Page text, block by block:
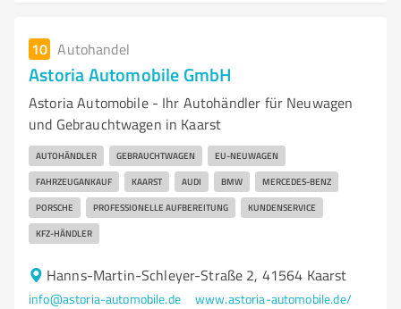
10 Autohandel
Astoria Automobile GmbH
Astoria Automobile - Ihr Autohändler für Neuwagen
und Gebrauchtwagen in Kaarst
AUTOHÄNDLER GEBRAUCHTWAGEN EU-NEUWAGEN
FAHRZEUGANKAUF KAARST AUDI BMW MERCEDES-BENZ
PORSCHE PROFESSIONELLE AUFBEREITUNG KUNDENSERVICE
KFZ-HÄNDLER
Hanns-Martin-Schleyer-Straße 2, 41564 Kaarst
info@astoria-automobile.de www.astoria-automobile.de/